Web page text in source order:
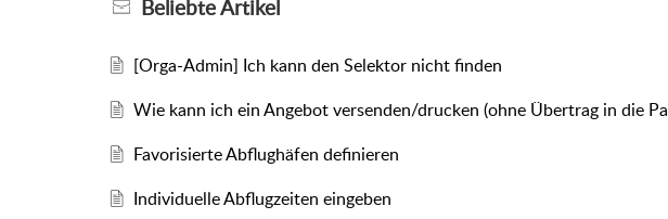
BeliebteArtikel
[Orga-Admin] Ich kann den Selektor nicht finden
Wie kann ich ein Angebot versenden/drucken (ohne Übertrag in die
Favorisierte Abflughäfen definieren
Individuelle Abflugzeiten eingeben